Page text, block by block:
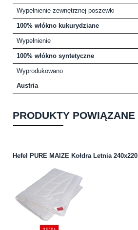
Wypełnienie zewnętrznej poszewki
100% włókno kukurydziane
Wypełnienie
100% włókno syntetyczne
Wyprodukowano
Austria
PRODUKTY POWIĄZANE
Hefel PURE MAIZE Kołdra Letnia 240x220